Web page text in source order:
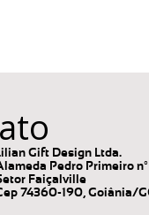
Gift Design Ltda.
Pedro Primeiro
Faiçalville
74360-190, Goiânia/